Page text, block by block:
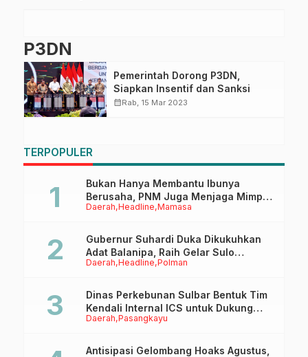
P3DN
Pemerintah Dorong P3DN,
Siapkan Insentif dan Sanksi
calendar_monthRab, 15 Mar 2023
TERPOPULER
Daerah Headline Mamasa
Bukan Hanya Membantu Ibunya
Berusaha, PNM Juga Menjaga Mimpi
Anaknya Untuk Menggapai Cita-Cita
Daerah Headline Polman
Gubernur Suhardi Duka Dikukuhkan
Adat Balanipa, Raih Gelar Sulo
Tappidena
Daerah Pasangkayu
Dinas Perkebunan Sulbar Bentuk Tim
Kendali Internal ICS untuk Dukung
Sertifikasi ISPO Pekebun di
Antisipasi Gelombang Hoaks Agustus,